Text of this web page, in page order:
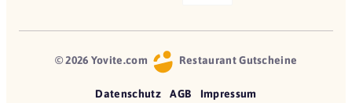
© 2026 Yovite.com Restaurant Gutscheine
Datenschutz AGB Impressum